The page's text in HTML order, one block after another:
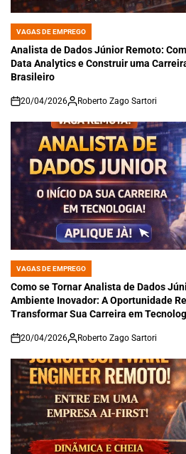
POSTED
IN
VAGAS DE EMPREGO
Analista de Dados Júnior Remoto:
Data Analytics e Construir uma
Brasileiro
on
20/04/2026 Roberto Zago Sartori
POSTED
IN
VAGAS DE EMPREGO
Como se Tornar Analista de Dados
Ambiente Inovador: A Oportunidade
Transformar Sua Carreira em
on
20/04/2026 Roberto Zago Sartori